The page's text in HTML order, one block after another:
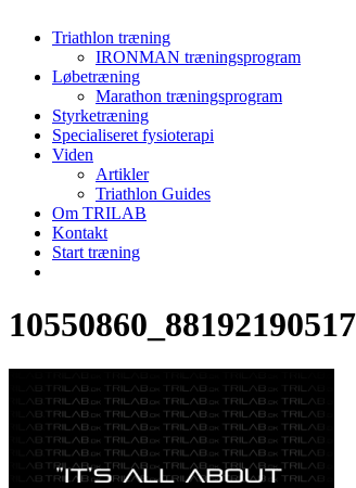
Menu
Triathlon træning
IRONMAN træningsprogram
Løbetræning
Marathon træningsprogram
Styrketræning
Specialiseret fysioterapi
Viden
Artikler
Triathlon Guides
Om TRILAB
Kontakt
Start træning